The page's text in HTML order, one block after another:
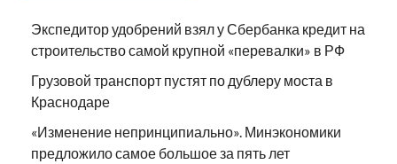
Экспедитор удобрений взял у Сбербанка кредит на
строительство самой крупной «перевалки» в РФ
Грузовой транспорт пустят по дублеру моста в
Краснодаре
«Изменение непринципиально». Минэкономики
предложило самое большое за пять лет